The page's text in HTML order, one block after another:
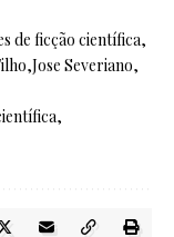
de ficção científica
Jose Severiano